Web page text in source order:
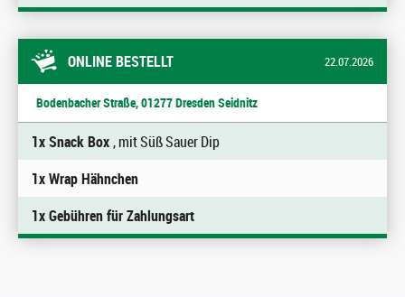
ONLINE BESTELLT 22.07.2026
Bodenbacher Straße, 01277 Dresden Seidnitz
1x Snack Box, mit Süß Sauer Dip
1x Wrap Hähnchen
1x Gebühren für Zahlungsart